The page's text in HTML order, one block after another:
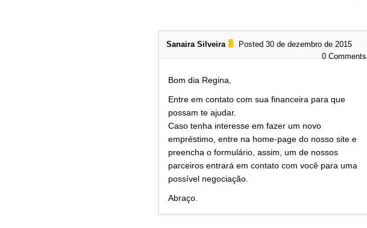
Sanaira Silveira
Posted 30 de dezembro de 2015
0Comments
Bom dia Regina,
Entre em contato com sua financeira para que
possam te ajudar.
Caso tenha interesse em fazer um novo
empréstimo, entre na home-page do nosso site e
preencha o formulário, assim, um de nossos
parceiros entrará em contato com você para uma
possível negociação.
Abraço.